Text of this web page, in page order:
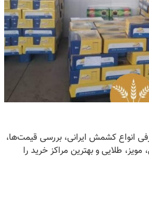
انواع کشمش ایرانی، بررسی قیمت‌ها،
طلایی و بهترین مراکز خرید را